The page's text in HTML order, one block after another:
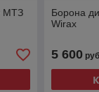
МТЗ
Борона
Wirax
5 600